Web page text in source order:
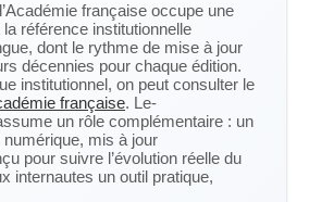
française occupe une
la référence institutionnelle
dont le rythme de mise à jour
décennies pour chaque édition.
institutionnel, on peut consulter le
française. Le-
un rôle complémentaire : un
mis à jour
pour suivre l’évolution réelle du
internautes un outil pratique,